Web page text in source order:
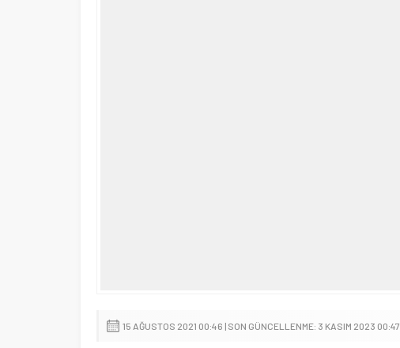
15 AĞUSTOS 2021 00:46 | SON GÜNCELLENME: 3 KASIM 2023 00:47